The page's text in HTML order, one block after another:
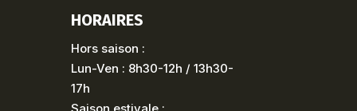
HORAIRES
Hors saison :
Lun-Ven : 8h30-12h / 13h30-
17h